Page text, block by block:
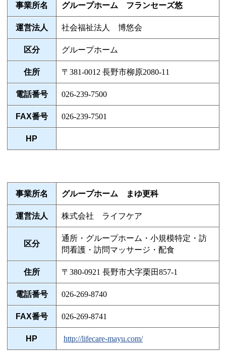
事業所名 グループホーム フランセーズ悠
運営法人 社会福祉法人 博悠会
区分 グループホーム
住所 〒381-0012 長野市柳原2080-11
電話番号 026-239-7500
FAX番号 026-239-7501
HP
事業所名 グループホーム まゆ更科
運営法人 株式会社 ライフケア
区分
通所・グループホーム・小規模特定・訪
問看護・訪問マッサージ・配食
住所 〒380-0921 長野市大字栗田857-1
電話番号 026-269-8740
FAX番号 026-269-8741
HP http://lifecare-mayu.com/